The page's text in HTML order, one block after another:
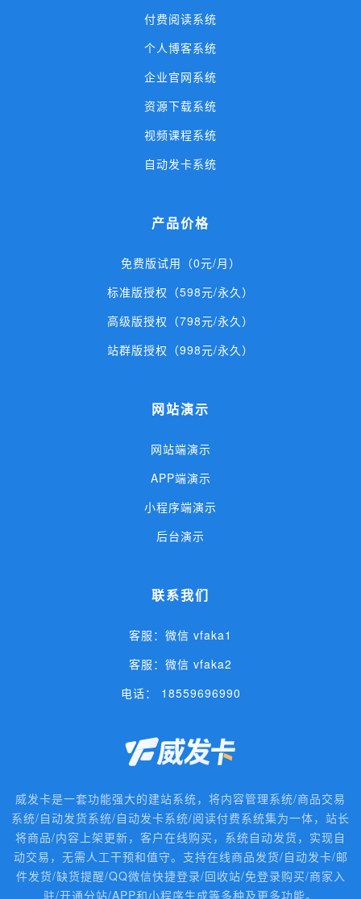
付费阅读系统
个人博客系统
企业官网系统
资源下载系统
视频课程系统
自动发卡系统
产品价格
免费版试用（0元/月）
标准版授权（598元/永久）
高级版授权（798元/永久）
站群版授权（998元/永久）
网站演示
网站端演示
APP端演示
小程序端演示
后台演示
联系我们
客服：微信 vfaka1
客服：微信 vfaka2
电话： 18559696990
威发卡是一套功能强大的建站系统，将内容管理系统/商品交易
系统/自动发货系统/自动发卡系统/阅读付费系统集为一体，站长
将商品/内容上架更新，客户在线购买，系统自动发货，实现自
动交易，无需人工干预和值守。支持在线商品发货/自动发卡/邮
件发货/缺货提醒/QQ微信快捷登录/回收站/免登录购买/商家入
驻/开通分站/APP和小程序生成等多种及更多功能。